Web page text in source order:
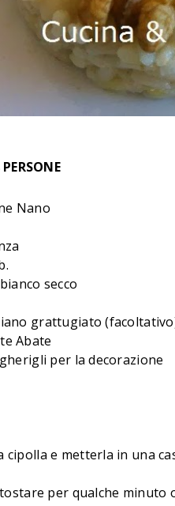
Nano
secco
grattugiato
Abate
per la decorazione
e metterla in una
per qualche minuto